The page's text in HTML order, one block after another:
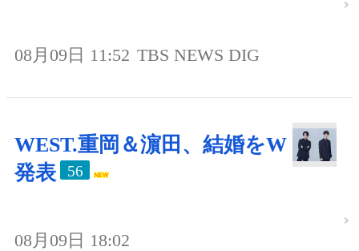
08月09日 11:52 TBS NEWS DIG
WEST.重岡＆濵田、結婚をW
発表
56
08月09日 18:02